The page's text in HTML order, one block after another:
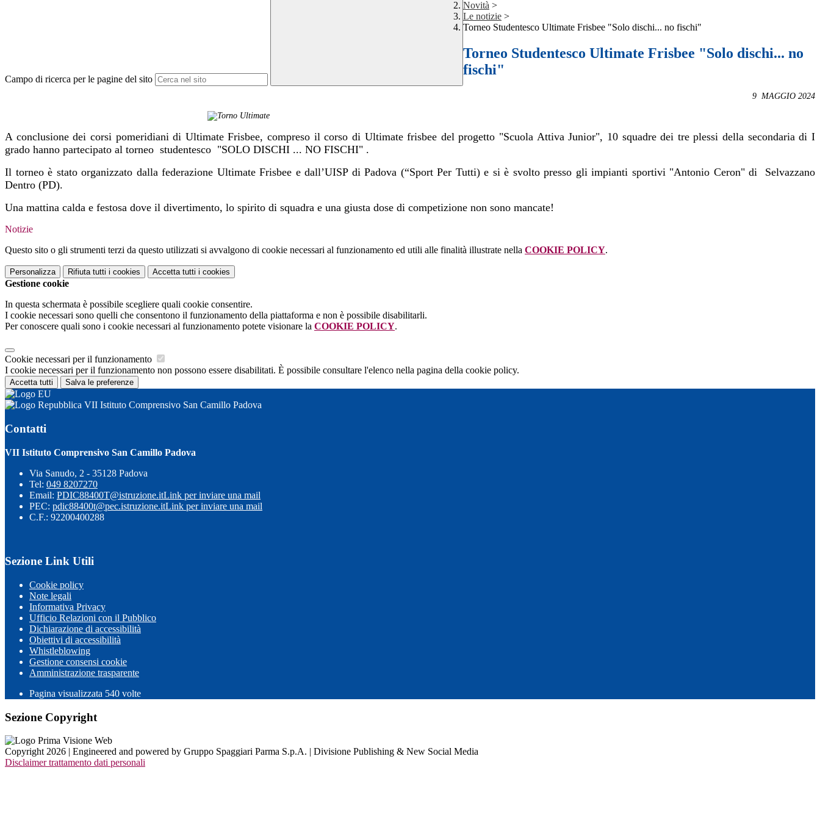
Campo di ricerca per le pagine del sito
Novità >
Le notizie >
Torneo Studentesco Ultimate Frisbee "Solo dischi... no fischi"
Torneo Studentesco Ultimate Frisbee "Solo dischi... no
fischi"
9 MAGGIO 2024
A conclusione dei corsi pomeridiani di Ultimate Frisbee, compreso il corso di Ultimate frisbee del progetto "Scuola Attiva Junior", 10 squadre dei tre plessi della secondaria di I
grado hanno partecipato al torneo studentesco "SOLO DISCHI ... NO FISCHI" .
Il torneo è stato organizzato dalla federazione Ultimate Frisbee e dall’UISP di Padova (“Sport Per Tutti) e si è svolto presso gli impianti sportivi "Antonio Ceron" di Selvazzano
Dentro (PD).
Una mattina calda e festosa dove il divertimento, lo spirito di squadra e una giusta dose di competizione non sono mancate!
Notizie
Questo sito o gli strumenti terzi da questo utilizzati si avvalgono di cookie necessari al funzionamento ed utili alle finalità illustrate nella COOKIE POLICY.
Personalizza Rifiuta tutti i cookies Accetta tutti i cookies
Gestione cookie
In questa schermata è possibile scegliere quali cookie consentire.
I cookie necessari sono quelli che consentono il funzionamento della piattaforma e non è possibile disabilitarli.
Per conoscere quali sono i cookie necessari al funzionamento potete visionare la COOKIE POLICY.
Cookie necessari per il funzionamento
I cookie necessari per il funzionamento non possono essere disabilitati. È possibile consultare l'elenco nella pagina della cookie policy.
Accetta tutti Salva le preferenze
VII Istituto Comprensivo San Camillo Padova
Contatti
VII Istituto Comprensivo San Camillo Padova
Via Sanudo, 2 - 35128 Padova
Tel: 049 8207270
Email: PDIC88400T@istruzione.itLink per inviare una mail
PEC: pdic88400t@pec.istruzione.itLink per inviare una mail
C.F.: 92200400288
Sezione Link Utili
Cookie policy
Note legali
Informativa Privacy
Ufficio Relazioni con il Pubblico
Dichiarazione di accessibilità
Obiettivi di accessibilità
Whistleblowing
Gestione consensi cookie
Amministrazione trasparente
Pagina visualizzata 540 volte
Sezione Copyright
Copyright 2026 | Engineered and powered by Gruppo Spaggiari Parma S.p.A. | Divisione Publishing & New Social Media
Disclaimer trattamento dati personali